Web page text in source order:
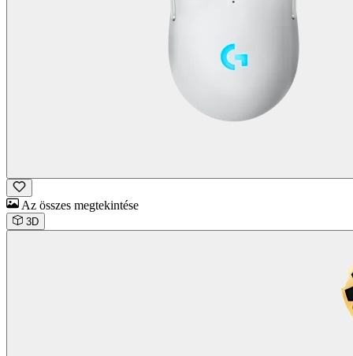
Az összes megtekintése
3D